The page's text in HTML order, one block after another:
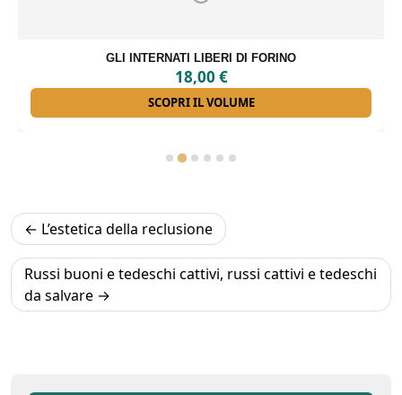
GLI INTERNATI LIBERI DI FORINO
18,00 €
SCOPRI IL VOLUME
Navigazione
articoli
L’estetica della reclusione
Russi buoni e tedeschi cattivi, russi cattivi e tedeschi
da salvare